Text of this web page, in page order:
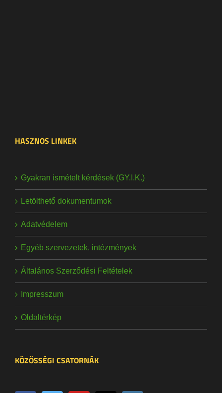
HASZNOS LINKEK
Gyakran ismételt kérdések (GY.I.K.)
Letölthető dokumentumok
Adatvédelem
Egyéb szervezetek, intézmények
Általános Szerződési Feltételek
Impresszum
Oldaltérkép
KÖZÖSSÉGI CSATORNÁK